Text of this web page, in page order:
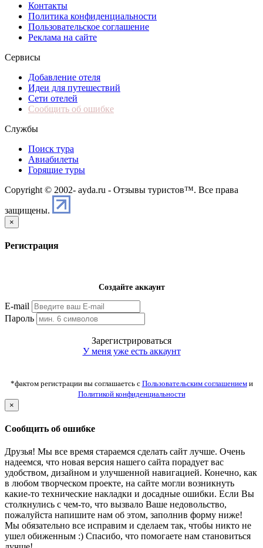
Контакты
Политика конфиденциальности
Пользовательское соглашение
Реклама на сайте
Сервисы
Добавление отеля
Идеи для путешествий
Сети отелей
Сообщить об ошибке
Службы
Поиск тура
Авиабилеты
Горящие туры
Copyright © 2002- ayda.ru - Отзывы туристов™. Все права
защищены.
×
Регистрация
Создайте аккаунт
E-mail
Пароль
Зарегистрироваться
У меня уже есть аккаунт
*фактом регистрации вы соглашаетсь с Пользовательским соглашениеми
Политикой конфиденциальности
×
Сообщить об ошибке
Друзья! Мы все время стараемся сделать сайт лучше. Очень
надеемся, что новая версия нашего сайта порадует вас
удобством, дизайном и улучшенной навигацией. Конечно, как
в любом творческом проекте, на сайте могли возникнуть
какие-то технические накладки и досадные ошибки. Если Вы
столкнулись с чем-то, что вызвало Ваше недовольство,
пожалуйста напишите нам об этом, заполнив форму ниже!
Мы обязательно все исправим и сделаем так, чтобы никто не
ушел обиженным :) Спасибо, что помогаете нам становиться